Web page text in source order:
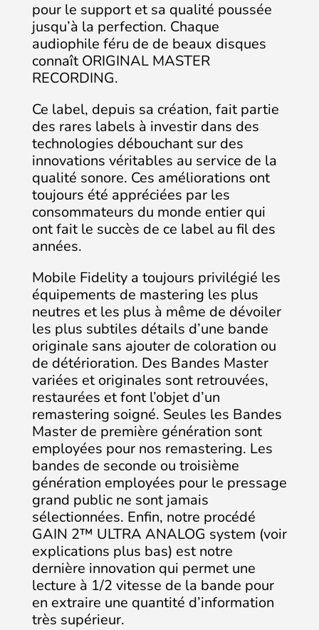
pour le support et sa qualité poussée
jusqu’à la perfection. Chaque
audiophile féru de de beaux disques
connaît ORIGINAL MASTER
RECORDING.
Ce label, depuis sa création, fait partie
des rares labels à investir dans des
technologies débouchant sur des
innovations véritables au service de la
qualité sonore. Ces améliorations ont
toujours été appréciées par les
consommateurs du monde entier qui
ont fait le succès de ce label au fil des
années.
Mobile Fidelity a toujours privilégié les
équipements de mastering les plus
neutres et les plus à même de dévoiler
les plus subtiles détails d’une bande
originale sans ajouter de coloration ou
de détérioration. Des Bandes Master
variées et originales sont retrouvées,
restaurées et font l’objet d’un
remastering soigné. Seules les Bandes
Master de première génération sont
employées pour nos remastering. Les
bandes de seconde ou troisième
génération employées pour le pressage
grand public ne sont jamais
sélectionnées. Enfin, notre procédé
GAIN 2™ ULTRA ANALOG system (voir
explications plus bas) est notre
dernière innovation qui permet une
lecture à 1/2 vitesse de la bande pour
en extraire une quantité d’information
très supérieur.